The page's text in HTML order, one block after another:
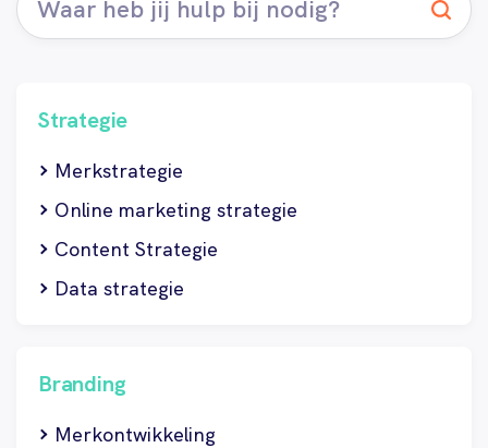
Strategie
Merkstrategie
Online marketing strategie
Content Strategie
Data strategie
Branding
Merkontwikkeling